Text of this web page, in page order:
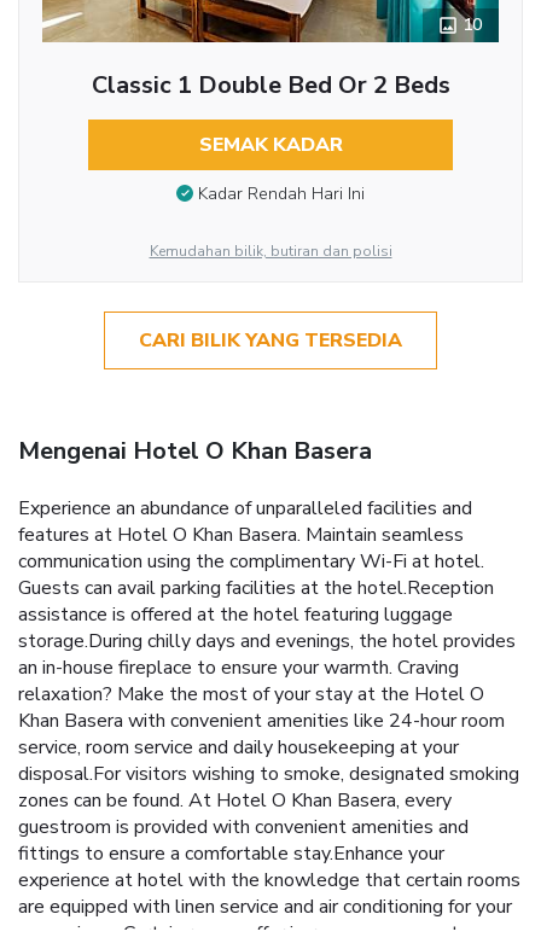
10
Classic 1 Double Bed Or 2 Beds
SEMAK KADAR
Kadar Rendah Hari Ini
Kemudahan bilik, butiran dan polisi
CARI BILIK YANG TERSEDIA
Mengenai Hotel O Khan Basera
Experience an abundance of unparalleled facilities and
features at Hotel O Khan Basera. Maintain seamless
communication using the complimentary Wi-Fi at hotel.
Guests can avail parking facilities at the hotel.Reception
assistance is offered at the hotel featuring luggage
storage.During chilly days and evenings, the hotel provides
an in-house fireplace to ensure your warmth. Craving
relaxation? Make the most of your stay at the Hotel O
Khan Basera with convenient amenities like 24-hour room
service, room service and daily housekeeping at your
disposal.For visitors wishing to smoke, designated smoking
zones can be found. At Hotel O Khan Basera, every
guestroom is provided with convenient amenities and
fittings to ensure a comfortable stay.Enhance your
experience at hotel with the knowledge that certain rooms
are equipped with linen service and air conditioning for your
convenience.Certain rooms offer in-room amusement